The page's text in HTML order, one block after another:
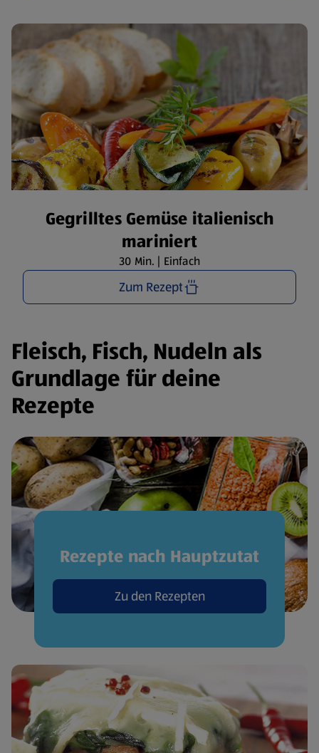
Gegrilltes Gemüse italienisch
mariniert
30 Min. | Einfach
Zum Rezept
Fleisch, Fisch, Nudeln als
Grundlage für deine
Rezepte
Rezepte nach Hauptzutat
Zu den Rezepten